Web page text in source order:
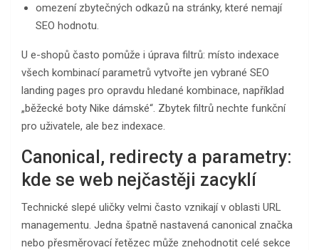
omezení zbytečných odkazů na stránky, které nemají
SEO hodnotu.
U e-shopů často pomůže i úprava filtrů: místo indexace
všech kombinací parametrů vytvořte jen vybrané SEO
landing pages pro opravdu hledané kombinace, například
„běžecké boty Nike dámské“. Zbytek filtrů nechte funkční
pro uživatele, ale bez indexace.
Canonical, redirecty a parametry:
kde se web nejčastěji zacyklí
Technické slepé uličky velmi často vznikají v oblasti URL
managementu. Jedna špatně nastavená canonical značka
nebo přesměrovací řetězec může znehodnotit celé sekce